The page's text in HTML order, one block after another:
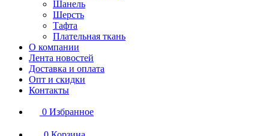
Шанель
Шерсть
Тафта
Плательная ткань
О компании
Лента новостей
Доставка и оплата
Опт и скидки
Контакты
0 Избранное